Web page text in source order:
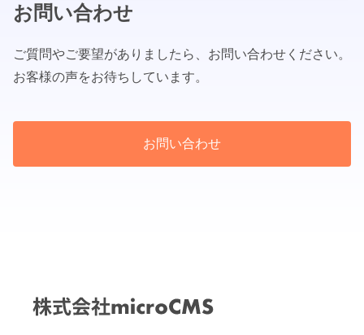
お問い合わせ
ご質問やご要望がありましたら、お問い合わせください。
お客様の声をお待ちしています。
お問い合わせ